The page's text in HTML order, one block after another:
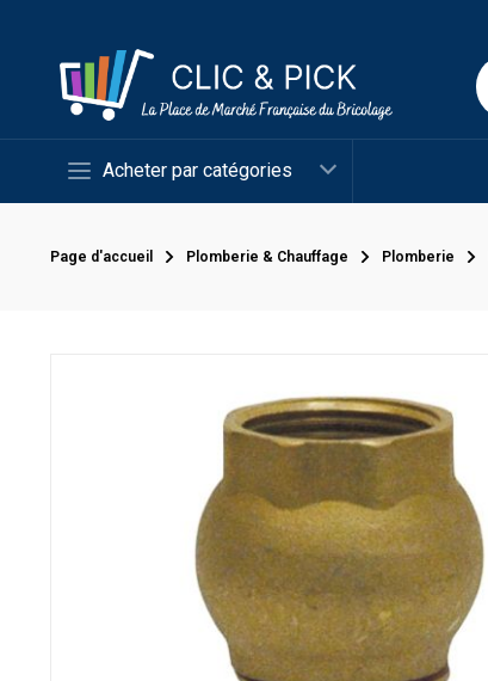
Acheter par catégories
Page d'accueil Plomberie & Chauffage Plomberie